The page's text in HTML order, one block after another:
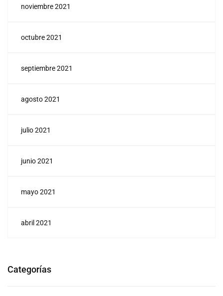
noviembre 2021
octubre 2021
septiembre 2021
agosto 2021
julio 2021
junio 2021
mayo 2021
abril 2021
Categorías